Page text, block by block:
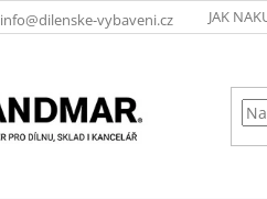
info@dilenske-vybaveni.cz JAK